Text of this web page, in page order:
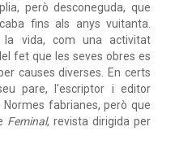
però desconeguda, que
fins als anys vuitanta.
la vida, com una activitat
fet que les seves obres es
causes diverses. En certs
pare, l'escriptor i editor
fabrianes, però que
Feminal, revista dirigida per